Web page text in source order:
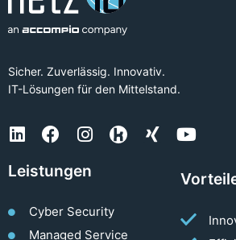
Sicher. Zuverlässig. Innovativ.
IT-Lösungen für den Mittelstand.
Leistungen
Cyber Security
Managed Service